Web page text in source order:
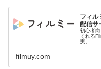
フィル
配信サ
初心者
くれる
実。
filmuy.com